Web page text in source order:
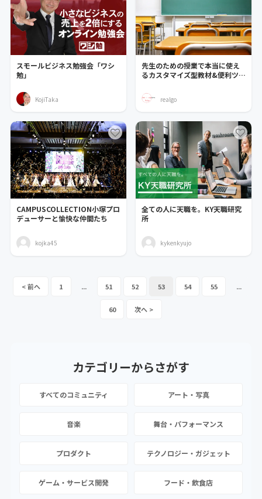
スモールビジネス勉強会「ワシ
勉」
KojiTaka
先生のための授業で本当に使え
るカスタマイズ型教材&便利ツー
realgo
CAMPUSCOLLECTION小塚プロ
デューサーと愉快な仲間たち
kojka45
全ての人に天職を。KY天職研究
所
kykenkyujo
1 ... 51 52 53 54 55 ...
60
カテゴリーからさがす
すべてのコミュニティ アート・写真
音楽 舞台・パフォーマンス
プロダクト テクノロジー・ガジェット
ゲーム・サービス開発 フード・飲食店